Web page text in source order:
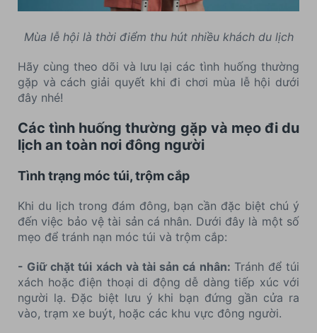
Mùa lễ hội là thời điểm thu hút nhiều khách du lịch
Hãy cùng theo dõi và lưu lại các tình huống thường
gặp và cách giải quyết khi đi chơi mùa lễ hội dưới
đây nhé!
Các tình huống thường gặp và mẹo đi du
lịch an toàn nơi đông người
Tình trạng móc túi, trộm cắp
Khi du lịch trong đám đông, bạn cần đặc biệt chú ý
đến việc bảo vệ tài sản cá nhân. Dưới đây là một số
mẹo để tránh nạn móc túi và trộm cắp:
- Giữ chặt túi xách và tài sản cá nhân: Tránh để túi
xách hoặc điện thoại di động dễ dàng tiếp xúc với
người lạ. Đặc biệt lưu ý khi bạn đứng gần cửa ra
vào, trạm xe buýt, hoặc các khu vực đông người.